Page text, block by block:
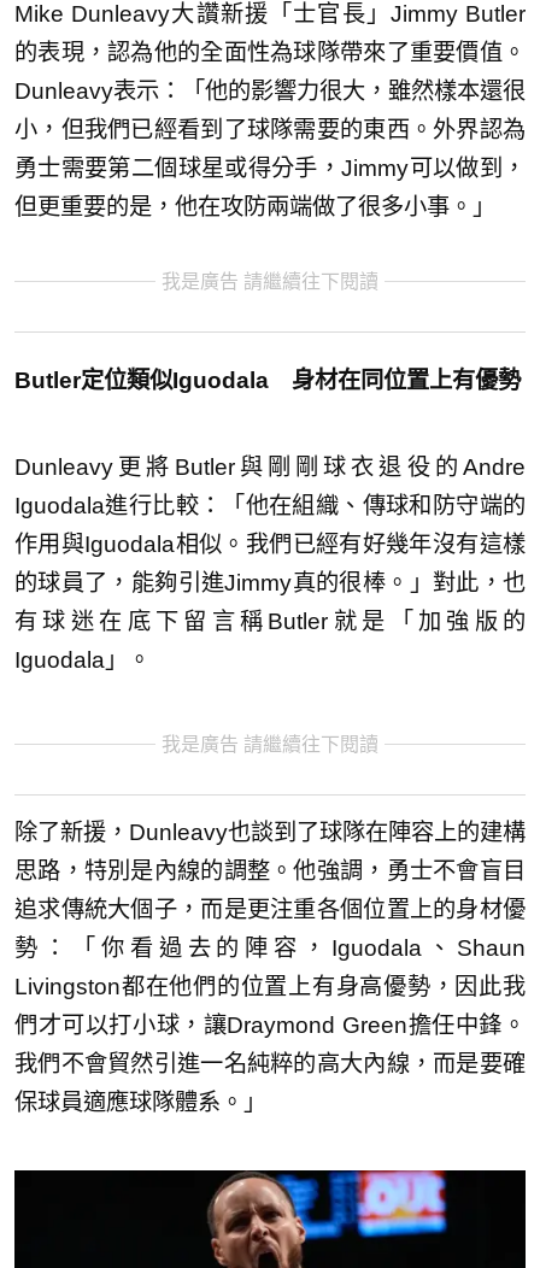
Mike Dunleavy大讚新援「士官長」Jimmy Butler
的表現，認為他的全面性為球隊帶來了重要價值。
Dunleavy表示：「他的影響力很大，雖然樣本還很
小，但我們已經看到了球隊需要的東西。外界認為
勇士需要第二個球星或得分手，Jimmy可以做到，
但更重要的是，他在攻防兩端做了很多小事。」
我是廣告 請繼續往下閱讀
Butler定位類似Iguodala 身材在同位置上有優勢
Dunleavy更將Butler與剛剛球衣退役的Andre
Iguodala進行比較：「他在組織、傳球和防守端的
作用與Iguodala相似。我們已經有好幾年沒有這樣
的球員了，能夠引進Jimmy真的很棒。」對此，也
有球迷在底下留言稱Butler就是「加強版的
Iguodala」。
我是廣告 請繼續往下閱讀
除了新援，Dunleavy也談到了球隊在陣容上的建構
思路，特別是內線的調整。他強調，勇士不會盲目
追求傳統大個子，而是更注重各個位置上的身材優
勢：「你看過去的陣容，Iguodala、Shaun
Livingston都在他們的位置上有身高優勢，因此我
們才可以打小球，讓Draymond Green擔任中鋒。
我們不會貿然引進一名純粹的高大內線，而是要確
保球員適應球隊體系。」